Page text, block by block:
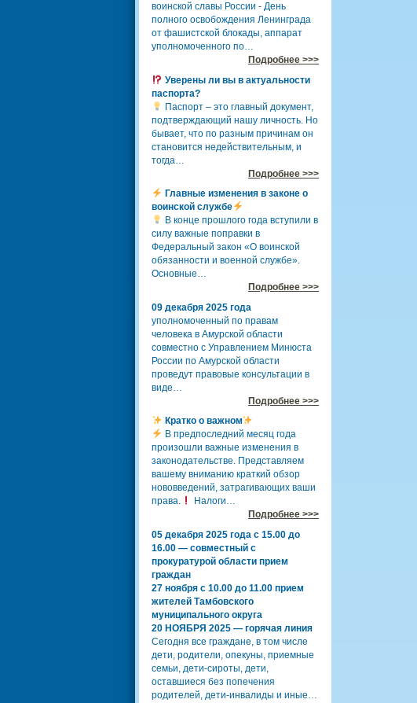
воинской славы России - День
полного освобождения Ленинграда
от фашистской блокады, аппарат
уполномоченного по…
Подробнее >>>
Уверены ли вы в актуальности
паспорта?
Паспорт – это главный документ,
подтверждающий нашу личность. Но
бывает, что по разным причинам он
становится недействительным, и
тогда…
Подробнее >>>
Главные изменения в законе о
воинской службе
В конце прошлого года вступили в
силу важные поправки в
Федеральный закон «О воинской
обязанности и военной службе».
Основные…
Подробнее >>>
09 декабря 2025 года
уполномоченный по правам
человека в Амурской области
совместно с Управлением Минюста
России по Амурской области
проведут правовые консультации в
виде…
Подробнее >>>
Кратко о важном
В предпоследний месяц года
произошли важные изменения в
законодательстве. Представляем
вашему вниманию краткий обзор
нововведений, затрагивающих ваши
права.
Налоги…
Подробнее >>>
05 декабря 2025 года с 15.00 до
16.00 — совместный с
прокуратурой области прием
граждан
27 ноября с 10.00 до 11.00 прием
жителей Тамбовского
муниципального округа
20 НОЯБРЯ 2025 — горячая линия
Сегодня все граждане, в том числе
дети, родители, опекуны, приемные
семьи, дети-сироты, дети,
оставшиеся без попечения
родителей, дети-инвалиды и иные…